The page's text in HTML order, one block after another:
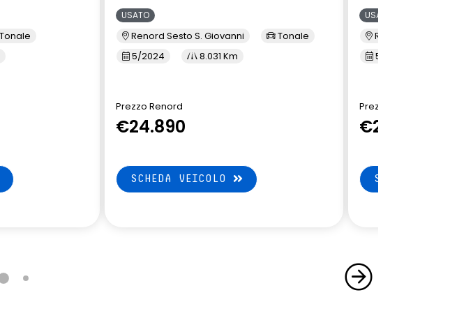
Tonale
USATO
Renord Sesto S. Giovanni
Tonale
5/2024
8.031 Km
Prezzo Renord
€24.890
SCHEDA VEICOLO
USATO
Renord
5/2024
Prezzo Renord
€24.890
SCHEDA